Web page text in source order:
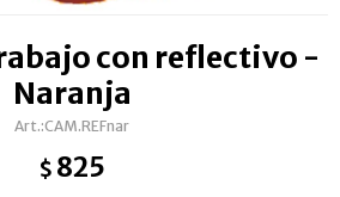
con reflectivo -
Naranja
CAM.REFnar
$ 825